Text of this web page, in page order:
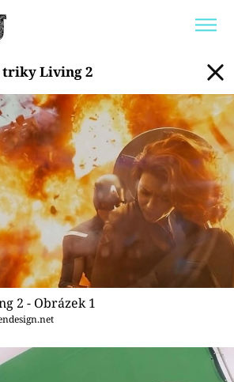
POKOJOVÉ KVĚTINY
ZAHRADA
Living 2
Living 2
2 - Obrázek 1